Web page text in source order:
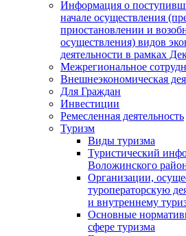
Информация о
начале осуществления
приостановлении и
осуществления) видов
деятельности в рамках
Межрегиональное
Внешнеэкономическая
Для Граждан
Инвестиции
Ремесленная деятельность
Туризм
Виды туризма
Туристический
Воложинского
Организации,
туроператорскую
и внутреннему
Основные
сфере туризма